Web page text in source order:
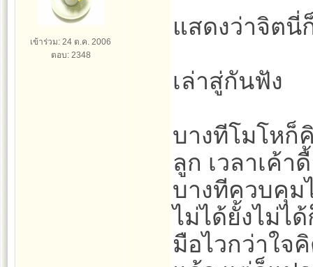
เข้าร่วม: 24 ต.ค. 2006
ตอบ: 2348
แสดงว่าจิตนี่
เล่าสู่กันฟัง
บางทีโมโหก็
ลูก เวลาเค้า
บางทีควบคุม
ไม่ได้ยั้งไม่ไ
มือไวกว่าใจ